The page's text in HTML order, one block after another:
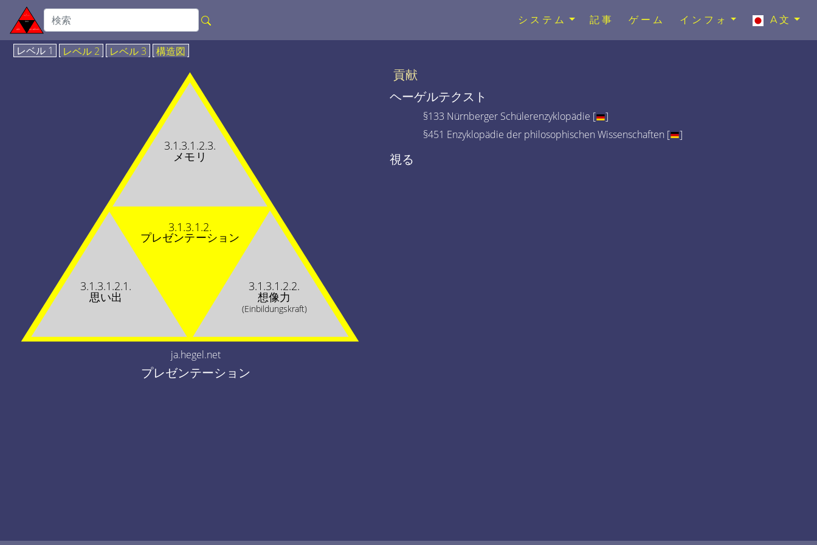
システム 記事 ゲーム インフォ A文
レベル 1 レベル 2 レベル 3 構造図
3.1.3.1.2.
プレゼンテーション
3.1.3.1.2.1.
思い出
3.1.3.1.2.2.
想像力
(Einbildungskraft)
3.1.3.1.2.3.
メモリ
ja.hegel.net
プレゼンテーション
貢献
ヘーゲルテクスト
§133 Nürnberger Schülerenzyklopädie [
]
§451 Enzyklopädie der philosophischen Wissenschaften [
]
視る